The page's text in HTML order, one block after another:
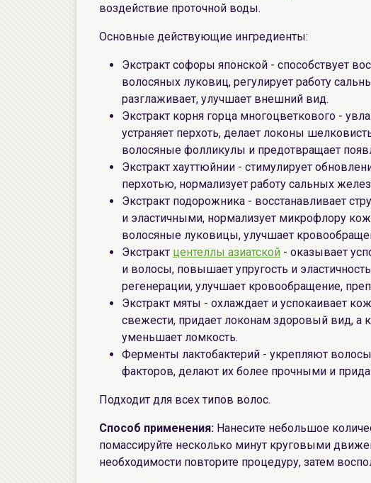
воздействие проточной воды.
Основные действующие ингредиенты:
Экстракт софоры японской - способствует
волосяных луковиц, регулирует работу
разглаживает, улучшает внешний вид.
Экстракт корня горца многоцветкового -
устраняет перхоть, делает локоны
волосяные фолликулы и предотвращает
Экстракт хауттюйнии - стимулирует
перхотью, нормализует работу сальных
Экстракт подорожника - восстанавливает
и эластичными, нормализует микрофлору
волосяные луковицы, улучшает
Экстракт центеллы азиатской - оказывает
и волосы, повышает упругость и
регенерации, улучшает кровообращение,
Экстракт мяты - охлаждает и успокаивает
свежести, придает локонам здоровый вид, а
уменьшает ломкость.
Ферменты лактобактерий - укрепляют
факторов, делают их более прочными и
Подходит для всех типов волос.
Способ применения: Нанесите небольшое
помассируйте несколько минут круговыми
необходимости повторите процедуру, затем